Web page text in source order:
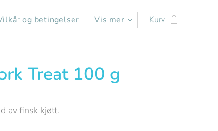
og betingelser Vis mer Kurv
Treat 100 g
av finsk kjøtt.